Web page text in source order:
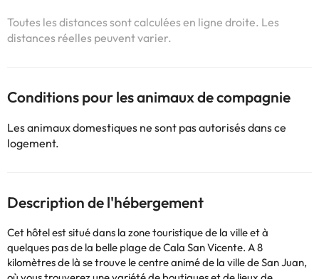
Toutes les distances sont calculées en ligne droite. Les
distances réelles peuvent varier.
Conditions pour les animaux de compagnie
Les animaux domestiques ne sont pas autorisés dans ce
logement.
Description de l'hébergement
Cet hôtel est situé dans la zone touristique de la ville et à
quelques pas de la belle plage de Cala San Vicente. A 8
kilomètres de là se trouve le centre animé de la ville de San Juan,